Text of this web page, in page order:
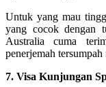
Untuk yang mau
yang cocok dengan
Australia cuma
penerjemah
7. Visa Kunjungan